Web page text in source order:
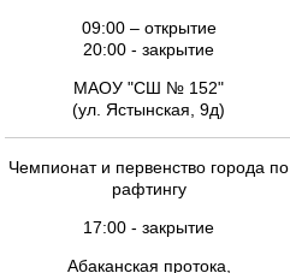
09:00 – открытие
20:00 - закрытие
МАОУ "СШ № 152"
(ул. Ястынская, 9д)
Чемпионат и первенство города по
рафтингу
17:00 - закрытие
Абаканская протока,